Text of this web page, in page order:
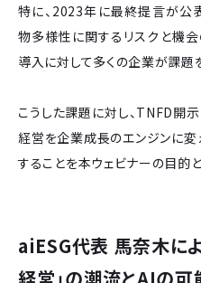
特に、2023年に最終提言が公
物多様性に関するリスクと機
導入に対して多くの企業が課題
こうした課題に対し、TNFD開
経営を企業成長のエンジンに
することを本ウェビナーの目的と
aiESG代表 馬奈木に
経営」の潮流とAIの可